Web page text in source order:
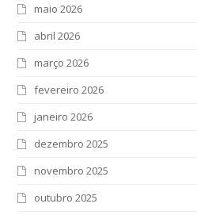
maio 2026
abril 2026
março 2026
fevereiro 2026
janeiro 2026
dezembro 2025
novembro 2025
outubro 2025